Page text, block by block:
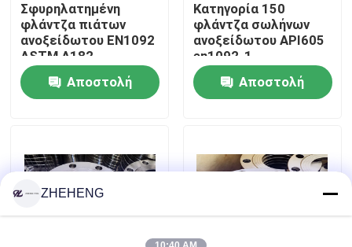
Company News
Τοποθετήσεις σωληνώσεων ανοξείδωτου
Αγκώνας σωλήνων ανοξείδωτου
γράμμα Τ σωλήνων ανοξείδωτου
Σφυρηλατημένη
φλάντζα πιάτων
ανοξείδωτου EN1092
ASTM A182
Αποστολή
Κατηγορία 150
φλάντζα σωλήνων
ανοξείδωτου API605
en1092-1
Αποστολή
ZHEHENG